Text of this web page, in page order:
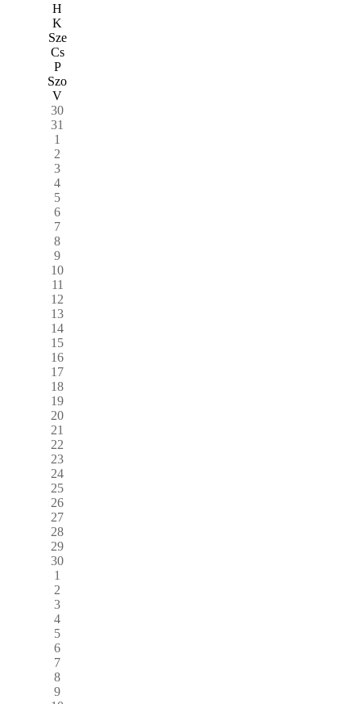
H
K
Sze
Cs
P
Szo
V
30
31
1
2
3
4
5
6
7
8
9
10
11
12
13
14
15
16
17
18
19
20
21
22
23
24
25
26
27
28
29
30
1
2
3
4
5
6
7
8
9